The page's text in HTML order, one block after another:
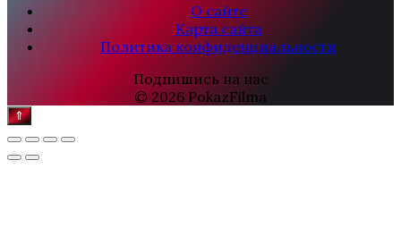
О сайте
Карта сайта
Политика конфиденциальности
Подпишись на нас
© 2026 PokazFilma